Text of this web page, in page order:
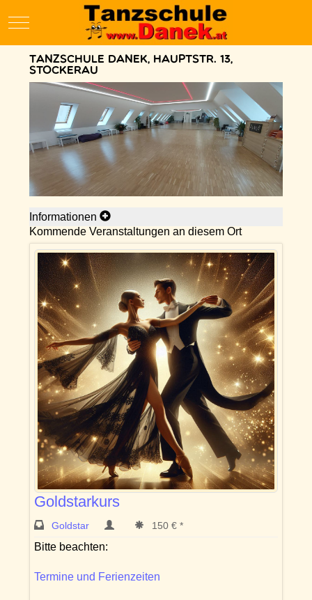
Mobile Menu Toggle
Tanzschule Danek, Hauptstr. 13,
Stockerau
Informationen
Kommende Veranstaltungen an diesem Ort
Goldstarkurs
Goldstar 150 € *
Bitte beachten:
Termine und Ferienzeiten